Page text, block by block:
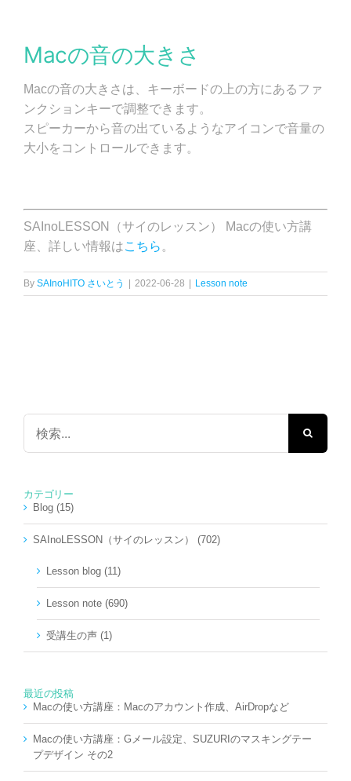
Macの音の大きさ
Macの音の大きさは、キーボードの上の方にあるファ
ンクションキーで調整できます。
スピーカーから音の出ているようなアイコンで音量の
大小をコントロールできます。
SAInoLESSON（サイのレッスン） Macの使い方講
座、詳しい情報はこちら 。
By SAInoHITO さいとう 2022-06-28 Lesson note
検
…
カテゴリー
Blog (15)
SAInoLESSON（サイのレッスン） (702)
Lesson blog (11)
Lesson note (690)
受講生の声 (1)
最近の投稿
Macの使い方講座：Macのアカウント作成、AirDropなど
Macの使い方講座：Gメール設定、SUZURIのマスキングテー
プデザイン その2